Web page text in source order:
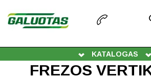
KATALOGAS
FREZOS